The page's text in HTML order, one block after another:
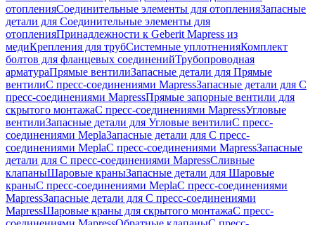
отопленияСоединительные элементы для отопленияЗапасные
детали для Соединительные элементы для
отопленияПринадлежности к Geberit Mapress из
медиКрепления для трубСистемные уплотненияКомплект
болтов для фланцевых соединенийТрубопроводная
арматураПрямые вентилиЗапасные детали для Прямые
вентилиС пресс-соединениями MapressЗапасные детали для С
пресс-соединениями MapressПрямые запорные вентили для
скрытого монтажаС пресс-соединениями MapressУгловые
вентилиЗапасные детали для Угловые вентилиС пресс-
соединениями MeplaЗапасные детали для С пресс-
соединениями MeplaС пресс-соединениями MapressЗапасные
детали для С пресс-соединениями MapressСливные
клапаныШаровые краныЗапасные детали для Шаровые
краныС пресс-соединениями MeplaС пресс-соединениями
MapressЗапасные детали для С пресс-соединениями
MapressШаровые краны для скрытого монтажаС пресс-